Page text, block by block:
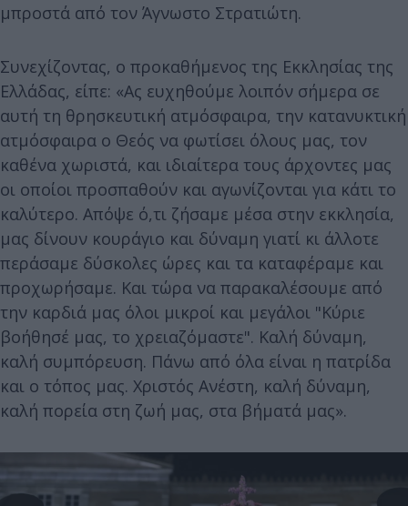
μπροστά από τον Άγνωστο Στρατιώτη.
Συνεχίζοντας, ο προκαθήμενος της Εκκλησίας της
Ελλάδας, είπε: «Ας ευχηθούμε λοιπόν σήμερα σε
αυτή τη θρησκευτική ατμόσφαιρα, την κατανυκτική
ατμόσφαιρα ο Θεός να φωτίσει όλους μας, τον
καθένα χωριστά, και ιδιαίτερα τους άρχοντες μας
οι οποίοι προσπαθούν και αγωνίζονται για κάτι το
καλύτερο. Απόψε ό,τι ζήσαμε μέσα στην εκκλησία,
μας δίνουν κουράγιο και δύναμη γιατί κι άλλοτε
περάσαμε δύσκολες ώρες και τα καταφέραμε και
προχωρήσαμε. Και τώρα να παρακαλέσουμε από
την καρδιά μας όλοι μικροί και μεγάλοι "Κύριε
βοήθησέ μας, το χρειαζόμαστε". Καλή δύναμη,
καλή συμπόρευση. Πάνω από όλα είναι η πατρίδα
και ο τόπος μας. Χριστός Ανέστη, καλή δύναμη,
καλή πορεία στη ζωή μας, στα βήματά μας».